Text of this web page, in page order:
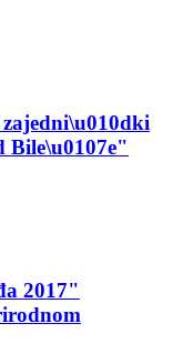
Bile\u0107e"
2017"